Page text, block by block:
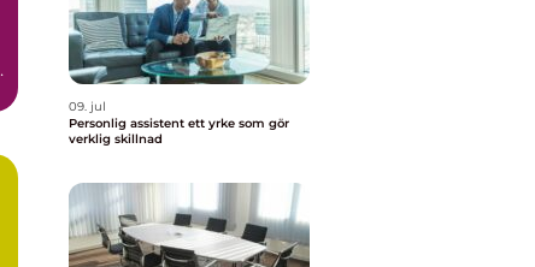
09. jul
Personlig assistent ett yrke som gör
verklig skillnad